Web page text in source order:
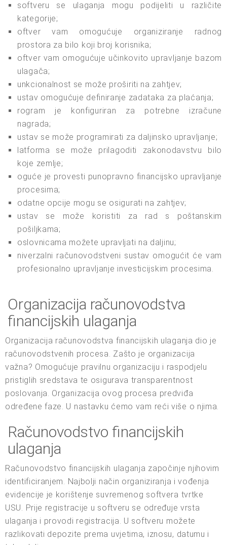
softveru se ulaganja mogu podijeliti u različite
kategorije;
oftver vam omogućuje organiziranje radnog
prostora za bilo koji broj korisnika;
oftver vam omogućuje učinkovito upravljanje bazom
ulagača;
unkcionalnost se može proširiti na zahtjev;
ustav omogućuje definiranje zadataka za plaćanja;
rogram je konfiguriran za potrebne izračune
nagrada;
ustav se može programirati za daljinsko upravljanje;
latforma se može prilagoditi zakonodavstvu bilo
koje zemlje;
oguće je provesti punopravno financijsko upravljanje
procesima;
odatne opcije mogu se osigurati na zahtjev;
ustav se može koristiti za rad s poštanskim
pošiljkama;
oslovnicama možete upravljati na daljinu;
niverzalni računovodstveni sustav omogućit će vam
profesionalno upravljanje investicijskim procesima.
Organizacija računovodstva
financijskih ulaganja
Organizacija računovodstva financijskih ulaganja dio je
računovodstvenih procesa. Zašto je organizacija
važna? Omogućuje pravilnu organizaciju i raspodjelu
pristiglih sredstava te osigurava transparentnost
poslovanja. Organizacija ovog procesa predviđa
određene faze. U nastavku ćemo vam reći više o njima.
Računovodstvo financijskih
ulaganja
Računovodstvo financijskih ulaganja započinje njihovim
identificiranjem. Najbolji način organiziranja i vođenja
evidencije je korištenje suvremenog softvera tvrtke
USU. Prije registracije u softveru se određuje vrsta
ulaganja i provodi registracija. U softveru možete
razlikovati depozite prema uvjetima, iznosu, datumu i